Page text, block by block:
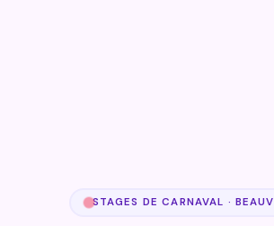
STAGES DE CARNAVAL ·